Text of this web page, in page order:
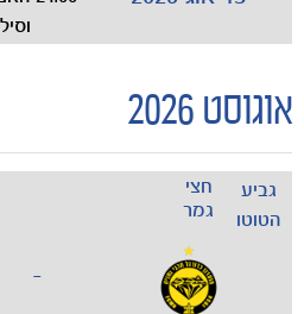
אוגוסט 2026
גביע
הטוטו
חצי
גמר
-